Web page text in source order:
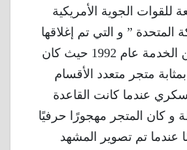
للقوات الجوية الأمريكية
المتحدة ” و التي تم إغلاقها
و خرجت من الخدمة عام 1992 حيث كان
متجر متعدد الأقسام
عندما كانت القاعدة
و كان المتجر مهجورًا حرفيًا
21 عامًا عندما تم تصوير المشهد